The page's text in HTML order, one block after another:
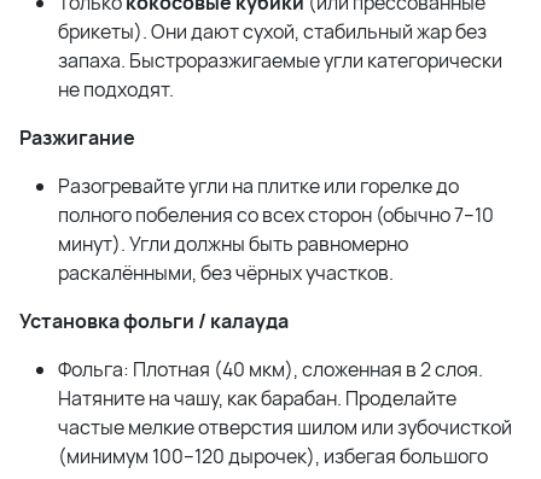
брикеты). Они дают сухой, стабильный жар без
запаха. Быстроразжигаемые угли категорически
не подходят.
Разжигание
Разогревайте угли на плитке или горелке до
полного побеления со всех сторон (обычно 7–10
минут). Угли должны быть равномерно
раскалёнными, без чёрных участков.
Установка фольги / калауда
Фольга: Плотная (40 мкм), сложенная в 2 слоя.
Натяните на чашу, как барабан. Проделайте
частые мелкие отверстия шилом или зубочисткой
(минимум 100–120 дырочек), избегая большого